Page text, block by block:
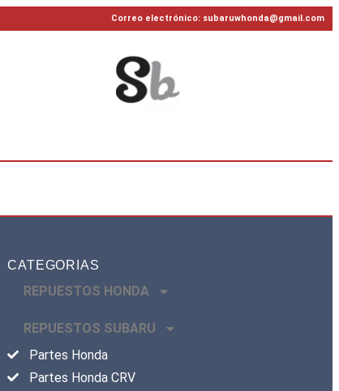
Correo electrónico: subaruwhonda@gmail.com
CATEGORIAS
REPUESTOS HONDA
REPUESTOS SUBARU
Partes Honda
Partes Honda CRV